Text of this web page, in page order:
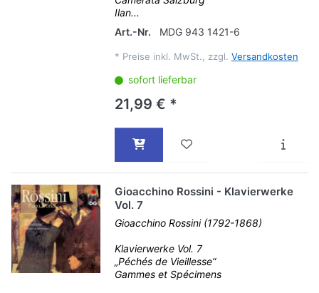
Ilan...
Art.-Nr.
MDG 943 1421-6
* Preise inkl. MwSt., zzgl. Versandkosten
sofort lieferbar
21,99 € *
Gioacchino Rossini - Klavierwerke
Vol. 7
Gioacchino Rossini (1792-1868)
Klavierwerke Vol. 7
„Péchés de Vieillesse“
Gammes et Spécimens